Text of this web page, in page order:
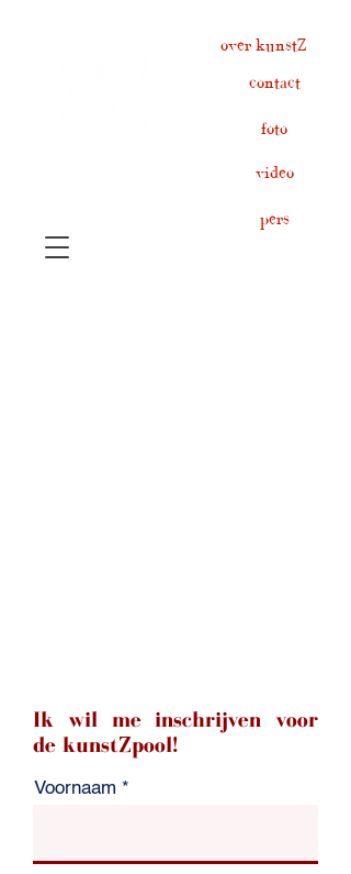
contact
over kunstZ
pers
foto
video
Ik wil me inschrijven voor
de kunstZpool!
Voornaam